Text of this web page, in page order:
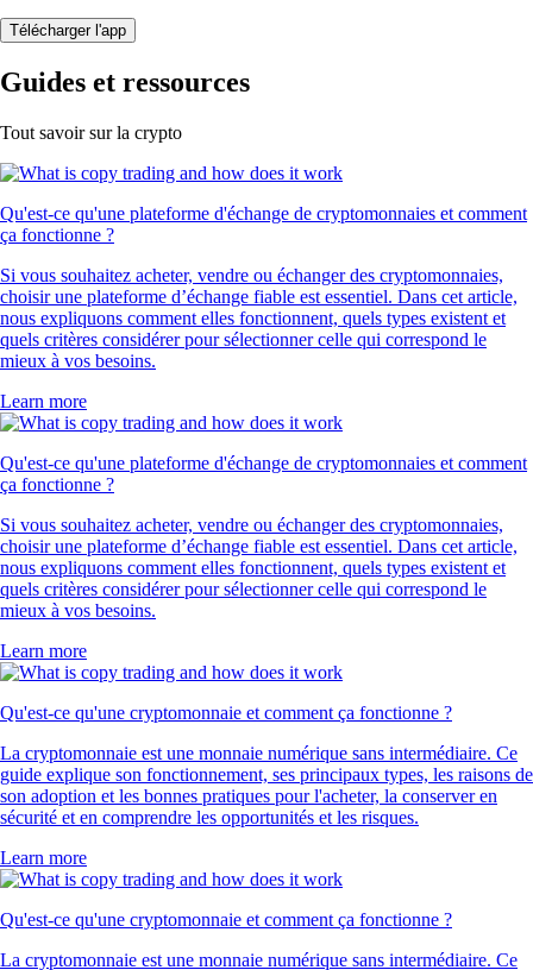
Télécharger l'app
Guides et ressources
Tout savoir sur la crypto
Qu'est-ce qu'une plateforme d'échange de cryptomonnaies et comment
ça fonctionne ?
Si vous souhaitez acheter, vendre ou échanger des cryptomonnaies,
choisir une plateforme d’échange fiable est essentiel. Dans cet article,
nous expliquons comment elles fonctionnent, quels types existent et
quels critères considérer pour sélectionner celle qui correspond le
mieux à vos besoins.
Learn more
Qu'est-ce qu'une plateforme d'échange de cryptomonnaies et comment
ça fonctionne ?
Si vous souhaitez acheter, vendre ou échanger des cryptomonnaies,
choisir une plateforme d’échange fiable est essentiel. Dans cet article,
nous expliquons comment elles fonctionnent, quels types existent et
quels critères considérer pour sélectionner celle qui correspond le
mieux à vos besoins.
Learn more
Qu'est-ce qu'une cryptomonnaie et comment ça fonctionne ?
La cryptomonnaie est une monnaie numérique sans intermédiaire. Ce
guide explique son fonctionnement, ses principaux types, les raisons de
son adoption et les bonnes pratiques pour l'acheter, la conserver en
sécurité et en comprendre les opportunités et les risques.
Learn more
Qu'est-ce qu'une cryptomonnaie et comment ça fonctionne ?
La cryptomonnaie est une monnaie numérique sans intermédiaire. Ce